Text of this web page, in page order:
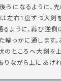
ろになるように、
は左右1度ずつ大剣
うに、再び逆側に
輪っかに通します
のところへ大剣を上
りながら上にあげ